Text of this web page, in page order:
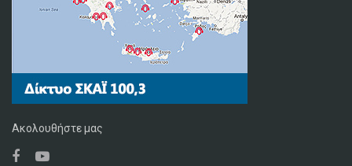
Ακολουθήστε μας